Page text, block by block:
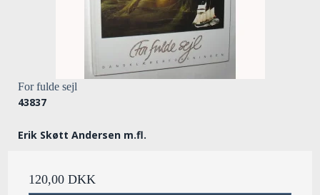
For fulde sejl
43837
Erik Skøtt Andersen m.fl.
120,00 DKK